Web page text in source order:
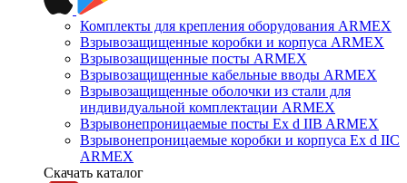
Комплекты для крепления оборудования ARMEX
Взрывозащищенные коробки и корпуса ARMEX
Взрывозащищенные посты ARMEX
Взрывозащищенные кабельные вводы ARMEX
Взрывозащищенные оболочки из стали для
индивидуальной комплектации ARMEX
Взрывонепроницаемые посты Ex d IIB ARMEX
Взрывонепроницаемые коробки и корпуса Ex d IIС
ARMEX
Скачать каталог